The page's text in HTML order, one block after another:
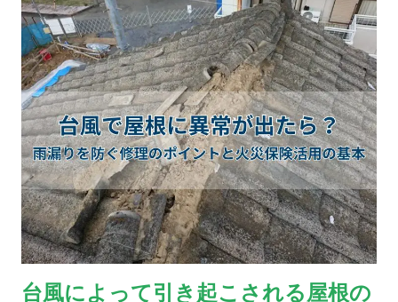
台風によって引き起こされる屋根の